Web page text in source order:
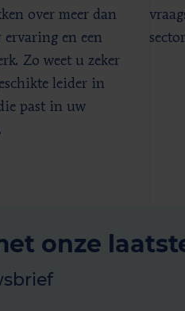
over meer dan
en een
Zo weet u zeker
leider in
past in uw
onze